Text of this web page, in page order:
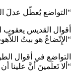
“التواضع يُعطّل عدلَ
أقوال القديس
“الإِتّضاعُ هو بيتُ
التواضع في أقوال
“ألا تَعلَمينَ أنَّ علينا